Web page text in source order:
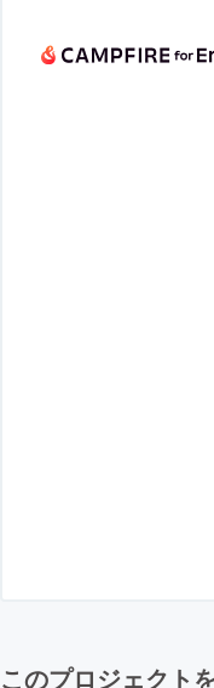
このプロジェクト